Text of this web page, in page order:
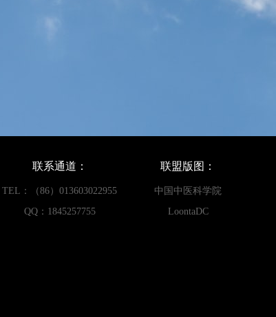
联系通道：
TEL：（86）013603022955
QQ：1845257755
联盟版图：
中国中医科学院
LoontaDC